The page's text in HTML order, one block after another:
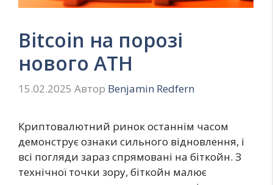
Bitcoin на порозі
нового ATH
15.02.2025 Автор Benjamin Redfern
Криптовалютний ринок останнім часом
демонструє ознаки сильного відновлення, і
всі погляди зараз спрямовані на біткойн. З
технічної точки зору, біткойн малює